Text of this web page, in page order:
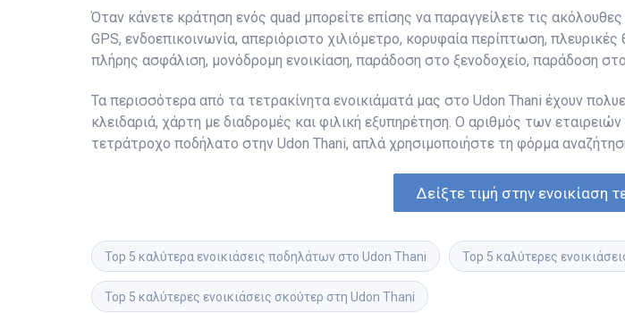
Όταν κάνετε κράτηση ενός quad μπορείτε επίσης να παραγγείλετε τις
GPS, ενδοεπικοινωνία, απεριόριστο χιλιόμετρο, κορυφαία περίπτωση,
πλήρης ασφάλιση, μονόδρομη ενοικίαση, παράδοση στο ξενοδοχείο, παράδοση
Τα περισσότερα από τα τετρακίνητα ενοικιάματά μας στο Udon Thani έχουν
κλειδαριά, χάρτη με διαδρομές και φιλική εξυπηρέτηση. Ο αριθμός των
τετράτροχο ποδήλατο στην Udon Thani, απλά χρησιμοποιήστε τη φόρμα
Δείξτε τιμή στην ενοικίαση
Top 5 καλύτερα ενοικιάσεις ποδηλάτων στο Udon Thani Top 5 καλύτερες
Top 5 καλύτερες ενοικιάσεις σκούτερ στη Udon Thani